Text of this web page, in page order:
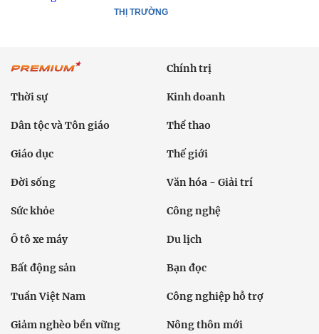
THỊ TRƯỜNG
Chính trị
Thời sự Kinh doanh
Dân tộc và Tôn giáo Thể thao
Giáo dục Thế giới
Đời sống Văn hóa - Giải trí
Sức khỏe Công nghệ
Ô tô xe máy Du lịch
Bất động sản Bạn đọc
Tuần Việt Nam Công nghiệp hỗ trợ
Giảm nghèo bền vững Nông thôn mới